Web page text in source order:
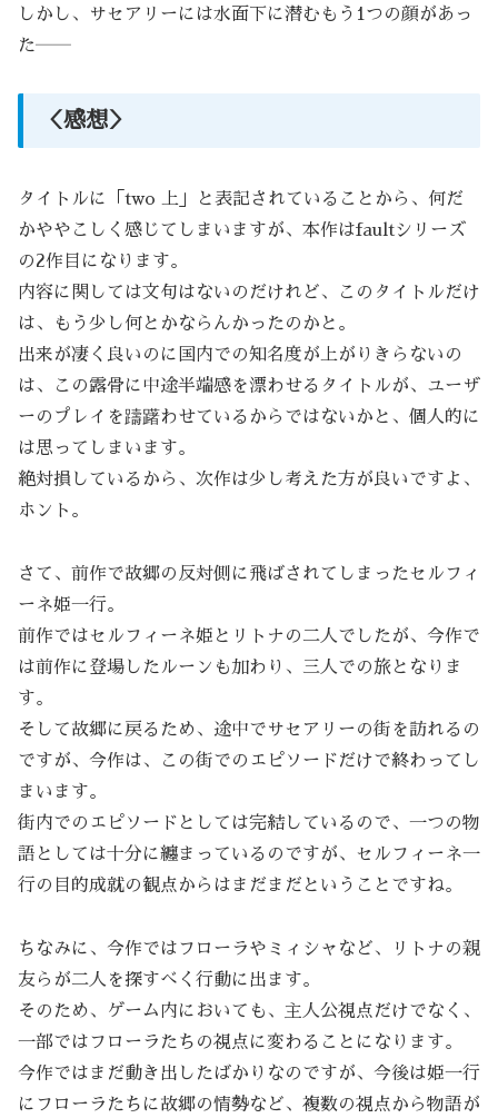
しかし、サセアリーには水面下に潜むもう1つの顔があっ
た――
＜感想＞
タイトルに「two 上」と表記されていることから、何だ
かややこしく感じてしまいますが、本作はfaultシリーズ
の2作目になります。
内容に関しては文句はないのだけれど、このタイトルだけ
は、もう少し何とかならんかったのかと。
出来が凄く良いのに国内での知名度が上がりきらないの
は、この露骨に中途半端感を漂わせるタイトルが、ユーザ
ーのプレイを躊躇わせているからではないかと、個人的に
は思ってしまいます。
絶対損しているから、次作は少し考えた方が良いですよ、
ホント。
さて、前作で故郷の反対側に飛ばされてしまったセルフィ
ーネ姫一行。
前作ではセルフィーネ姫とリトナの二人でしたが、今作で
は前作に登場したルーンも加わり、三人での旅となりま
す。
そして故郷に戻るため、途中でサセアリーの街を訪れるの
ですが、今作は、この街でのエピソードだけで終わってし
まいます。
街内でのエピソードとしては完結しているので、一つの物
語としては十分に纏まっているのですが、セルフィーネ一
行の目的成就の観点からはまだまだということですね。
ちなみに、今作ではフローラやミィシャなど、リトナの親
友らが二人を探すべく行動に出ます。
そのため、ゲーム内においても、主人公視点だけでなく、
一部ではフローラたちの視点に変わることになります。
今作ではまだ動き出したばかりなのですが、今後は姫一行
にフローラたちに故郷の情勢など、複数の視点から物語が